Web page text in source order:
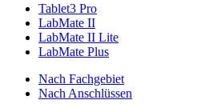
Tablet3 Pro
LabMate II
LabMate II Lite
LabMate Plus
Nach Fachgebiet
Nach Anschlüssen